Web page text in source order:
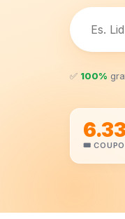
✅ 100%
🎟️